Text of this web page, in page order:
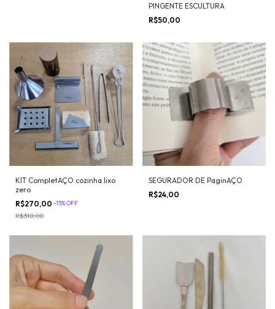
PINGENTE ESCULTURA
R$50,00
KIT CompletAÇO cozinha lixo
zero
R$270,00 -15%OFF
R$318,00
SEGURADOR DE PaginAÇO
R$24,00